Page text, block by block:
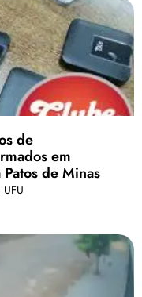
de
em
de Minas